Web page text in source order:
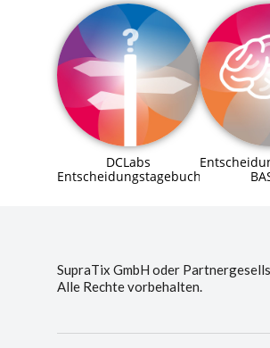
DCLabs
Entscheidungstagebuch
SupraTix GmbH oder
Alle Rechte vorbehalten.